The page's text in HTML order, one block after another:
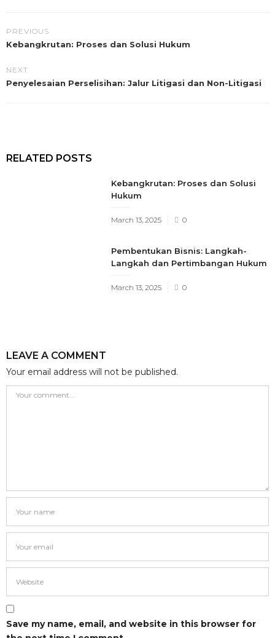
PREVIOUS
Kebangkrutan: Proses dan Solusi Hukum
NEXT
Penyelesaian Perselisihan: Jalur Litigasi dan Non-Litigasi
RELATED POSTS
Kebangkrutan: Proses dan Solusi
Hukum
Posted
March 13, 2025 0
Pembentukan Bisnis: Langkah-
Langkah dan Pertimbangan Hukum
Posted
March 13, 2025 0
LEAVE A COMMENT
Your email address will not be published.
Save my name, email, and website in this browser for